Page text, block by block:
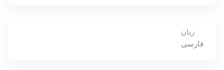
زبان
فارسی